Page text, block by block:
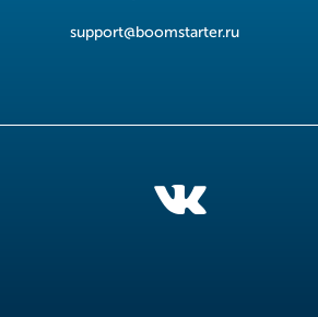
support@boomstarter.ru